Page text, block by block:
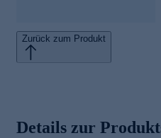
Zurück zum Produkt
Details zur